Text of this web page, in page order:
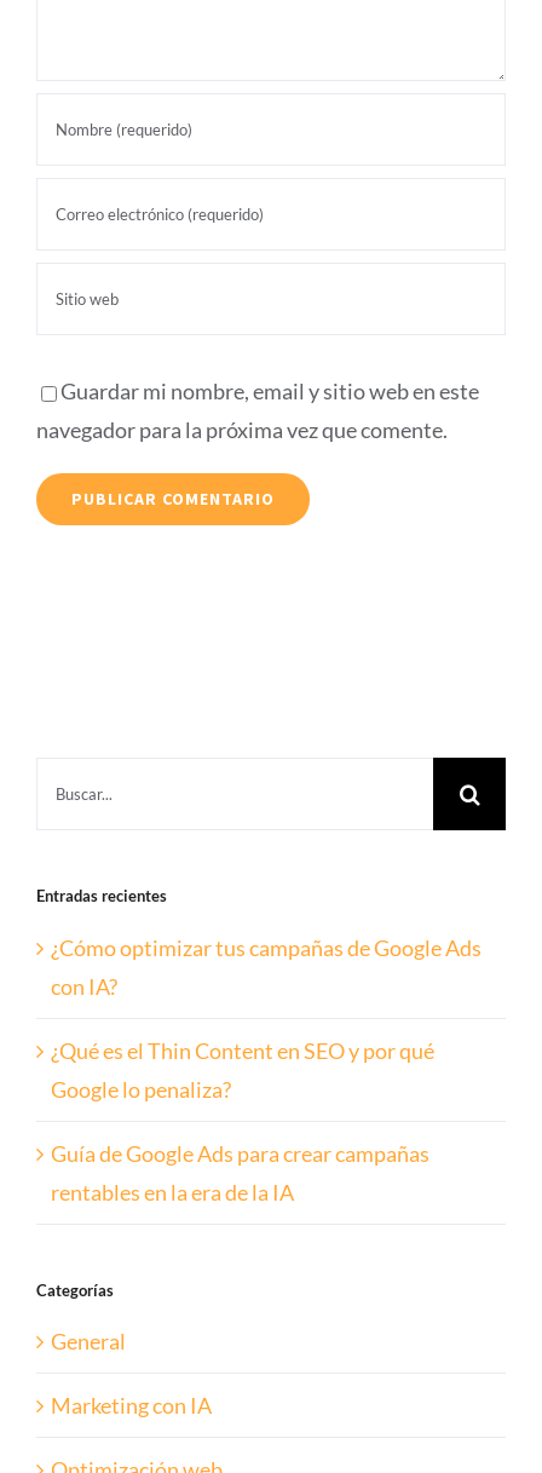
Guardar mi nombre, email y sitio web en este
navegador para la próxima vez que comente.
Entradas recientes
¿Cómo optimizar tus campañas de Google Ads
con IA?
¿Qué es el Thin Content en SEO y por qué
Google lo penaliza?
Guía de Google Ads para crear campañas
rentables en la era de la IA
Categorías
General
Marketing con IA